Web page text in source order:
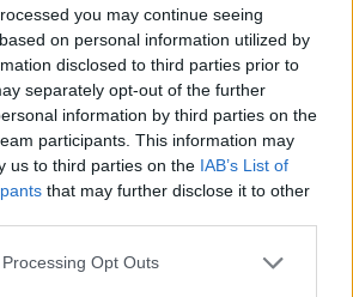
you may continue seeing
on personal information utilized by
disclosed to third parties prior to
separately opt-out of the further
information by third parties on the
participants. This information may
us to third parties on the IAB’s List of
that may further disclose it to other
Opt Outs
augusztus 7-e, péntek éjfélig
a harmadfokú hőségriasztást
területére. Néhol már hamarabb